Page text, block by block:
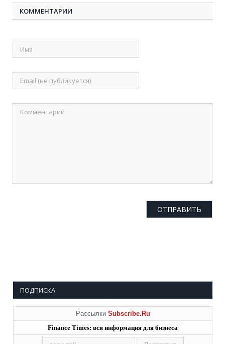
КОММЕНТАРИИ
ПОДПИСКА
Рассылки Subscribe.Ru
Finance Times: вся информация для бизнеса